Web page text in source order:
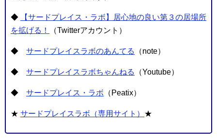
◆
【サードプレイス・ラボ】居心地の良い第３の居場所
を拡げる！
（Twitterアカウント）
◆ サードプレイスラボのあんてる （note）
◆ サードプレイスラボちゃんねる （Youtube）
◆ サードプレイス・ラボ （Peatix）
★ サードプレイスラボ（専用サイト） ★